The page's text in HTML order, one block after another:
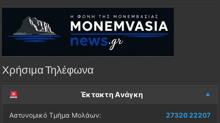
Χρήσιμα Τηλέφωνα
Έκτακτη Ανάγκη
Αστυνομικό Τμήμα Μολάων: 27320 22207